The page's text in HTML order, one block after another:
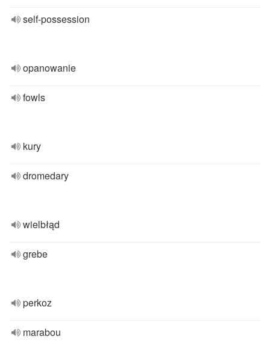
self-possession
opanowanie
fowls
kury
dromedary
wielbłąd
grebe
perkoz
marabou